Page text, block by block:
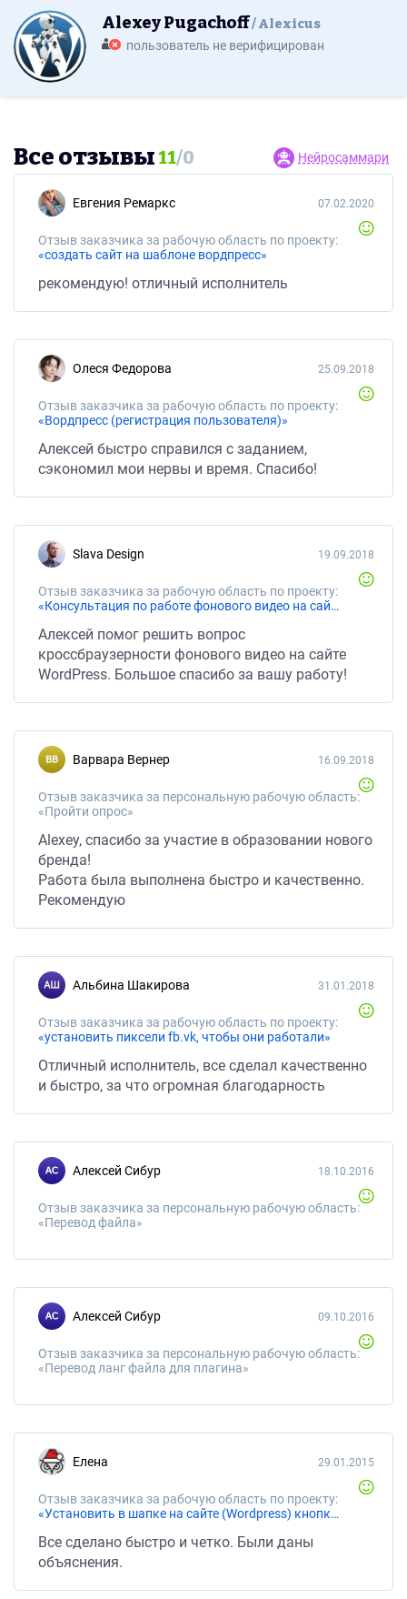
Alexey Pugachoff Alexicus
пользователь не верифицирован
Все отзывы11/0 Нейросаммари
Евгения Ремаркс
Отзыв заказчика за рабочую область по проекту:
«создать сайт на шаблоне вордпресс»
07.02.2020
рекомендую! отличный исполнитель
Олеся Федорова
Отзыв заказчика за рабочую область по проекту:
«Вордпресс (регистрация пользователя)»
25.09.2018
Алексей быстро справился с заданием,
сэкономил мои нервы и время. Спасибо!
Slava Design
Отзыв заказчика за рабочую область по проекту:
«Консультация по работе фонового видео на сайте WP»
19.09.2018
Алексей помог решить вопрос
кроссбраузерности фонового видео на сайте
WordPress. Большое спасибо за вашу работу!
Варвара Вернер
Отзыв заказчика за персональную рабочую область:
«Пройти опрос»
16.09.2018
Alexey, спасибо за участие в образовании нового
бренда!
Работа была выполнена быстро и качественно.
Рекомендую
Альбина Шакирова
Отзыв заказчика за рабочую область по проекту:
«установить пиксели fb.vk, чтобы они работали»
31.01.2018
Отличный исполнитель, все сделал качественно
и быстро, за что огромная благодарность
Алексей Сибур
Отзыв заказчика за персональную рабочую область:
«Перевод файла»
18.10.2016
Алексей Сибур
Отзыв заказчика за персональную рабочую область:
«Перевод ланг файла для плагина»
09.10.2016
Елена
Отзыв заказчика за рабочую область по проекту:
«Установить в шапке на сайте (Wordpress) кнопку "Заказать звонок" - Сейчас»
29.01.2015
Все сделано быстро и четко. Были даны
объяснения.